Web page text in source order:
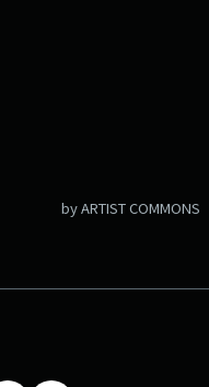
by ARTIST COMMONS